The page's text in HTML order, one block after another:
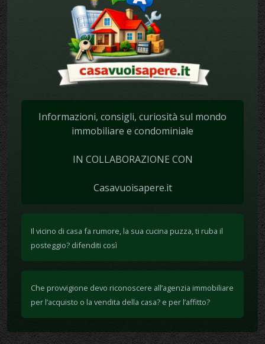
Informazioni, consigli, curiosità sul mondo
immobiliare e condominiale
IN COLLABORAZIONE CON
Casavuoisapere.it
Il vicino di casa fa rumore, la sua cucina puzza, ti ruba il
posteggio? difenditi così
Che provvigione devo riconoscere all’agenzia immobiliare
per l’acquisto o la vendita della casa? e per l’affitto?